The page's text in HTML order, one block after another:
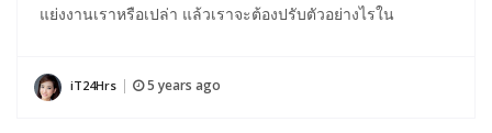
แย่งงานเราหรือเปล่า แล้วเราจะต้องปรับตัวอย่างไรใน
iT24Hrs 5 years ago